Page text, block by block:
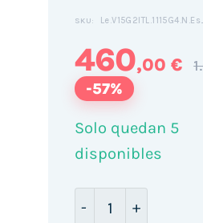
SKU:
460,00 €
-57%
Solo quedan 5
disponibles